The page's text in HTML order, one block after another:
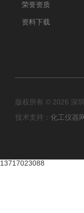
荣誉资质
资料下载
版权所有 © 2026 深
技术支持： 化工仪器网
13717023088